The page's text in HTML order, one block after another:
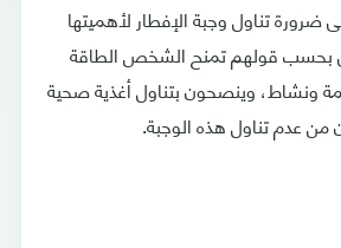
ضرورة تناول وجبة الإفطار لأهميتها
بحسب قولهم تمنح الشخص الطاقة
ونشاط، وينصحون بتناول أغذية صحية
عدم تناول هذه الوجبة.